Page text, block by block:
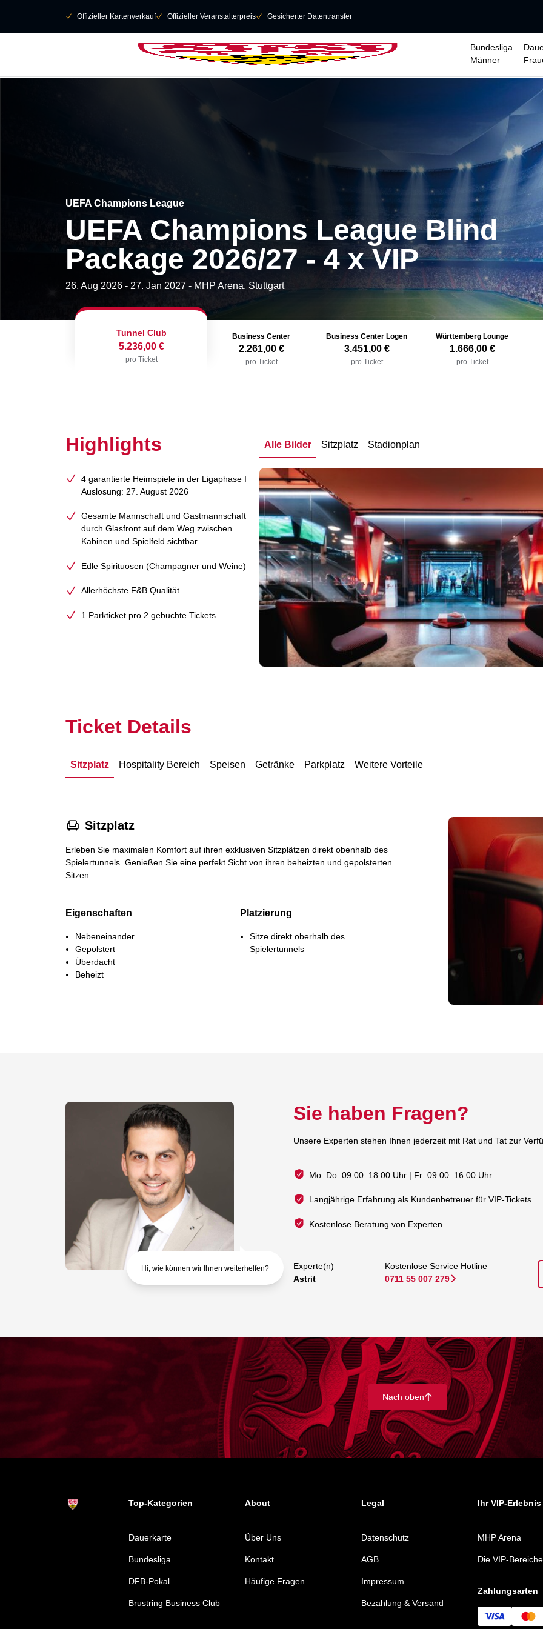
􀆅 Offizieller Kartenverkauf􀆅 Offizieller Veranstalterpreis􀆅 Gesicherter Datentransfer
Bundesliga
Männer
UEFA Champions League
UEFA Champions League Blind
Package 2026/27 - 4 x VIP
26. Aug 2026 - 27. Jan 2027 - MHP Arena, Stuttgart
Tunnel Club
5.236,00 €
pro Ticket
Business Center
2.261,00 €
pro Ticket
Business Center Logen
3.451,00 €
pro Ticket
Württemberg Lounge
1.666,00 €
pro Ticket
Highlights
4 garantierte Heimspiele in der Ligaphase I
Auslosung: 27. August 2026
Gesamte Mannschaft und Gastmannschaft
durch Glasfront auf dem Weg zwischen
Kabinen und Spielfeld sichtbar
Edle Spirituosen (Champagner und Weine)
Allerhöchste F&B Qualität
1 Parkticket pro 2 gebuchte Tickets
Alle Bilder Sitzplatz Stadionplan
Ticket Details
Sitzplatz Hospitality Bereich Speisen Getränke Parkplatz Weitere Vorteile
􁐴 Sitzplatz
Erleben Sie maximalen Komfort auf ihren exklusiven Sitzplätzen direkt obenhalb des
Spielertunnels. Genießen Sie eine perfekt Sicht von ihren beheizten und gepolsterten
Sitzen.
Eigenschaften
Nebeneinander
Gepolstert
Überdacht
Beheizt
Platzierung
Sitze direkt oberhalb des
Spielertunnels
Hi, wie können wir Ihnen weiterhelfen?
Sie haben Fragen?
Unsere Experten stehen Ihnen jederzeit mit Rat und Tat zur
Mo–Do: 09:00–18:00 Uhr | Fr: 09:00–16:00 Uhr
Langjährige Erfahrung als Kundenbetreuer für VIP-Tickets
Kostenlose Beratung von Experten
Experte(n)
Astrit
Kostenlose Service Hotline
0711 55 007 279􀆊
Nach oben􀄨
Top-Kategorien About Legal Ihr VIP-Erlebnis
Dauerkarte
Bundesliga
DFB-Pokal
Brustring Business Club
Über Uns
Kontakt
Häufige Fragen
Datenschutz
AGB
Impressum
Bezahlung & Versand
MHP Arena
Die VIP-Bereiche
Zahlungsarten